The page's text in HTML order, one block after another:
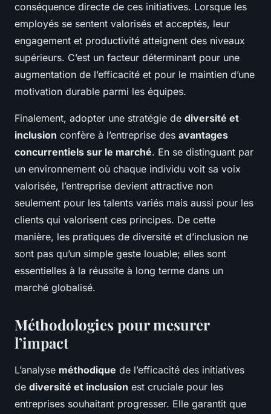
conséquence directe de ces initiatives. Lorsque les
employés se sentent valorisés et acceptés, leur
engagement et productivité atteignent des niveaux
supérieurs. C’est un facteur déterminant pour une
augmentation de l’efficacité et pour le maintien d’une
motivation durable parmi les équipes.
Finalement, adopter une stratégie de diversité et
inclusion confère à l’entreprise des avantages
concurrentiels sur le marché. En se distinguant par
un environnement où chaque individu voit sa voix
valorisée, l’entreprise devient attractive non
seulement pour les talents variés mais aussi pour les
clients qui valorisent ces principes. De cette
manière, les pratiques de diversité et d’inclusion ne
sont pas qu’un simple geste louable; elles sont
essentielles à la réussite à long terme dans un
marché globalisé.
Méthodologies pour mesurer
l’impact
L’analyse méthodique de l’efficacité des initiatives
de diversité et inclusion est cruciale pour les
entreprises souhaitant progresser. Elle garantit que